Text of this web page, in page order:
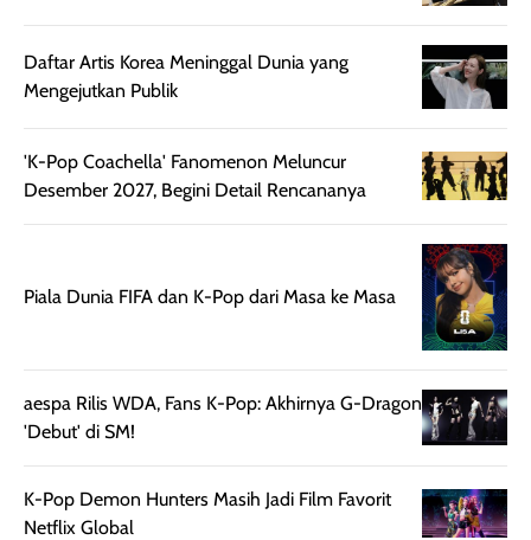
Daftar Artis Korea Meninggal Dunia yang
Mengejutkan Publik
'K-Pop Coachella' Fanomenon Meluncur
Desember 2027, Begini Detail Rencananya
Piala Dunia FIFA dan K-Pop dari Masa ke Masa
aespa Rilis WDA, Fans K-Pop: Akhirnya G-Dragon
'Debut' di SM!
K-Pop Demon Hunters Masih Jadi Film Favorit
Netflix Global